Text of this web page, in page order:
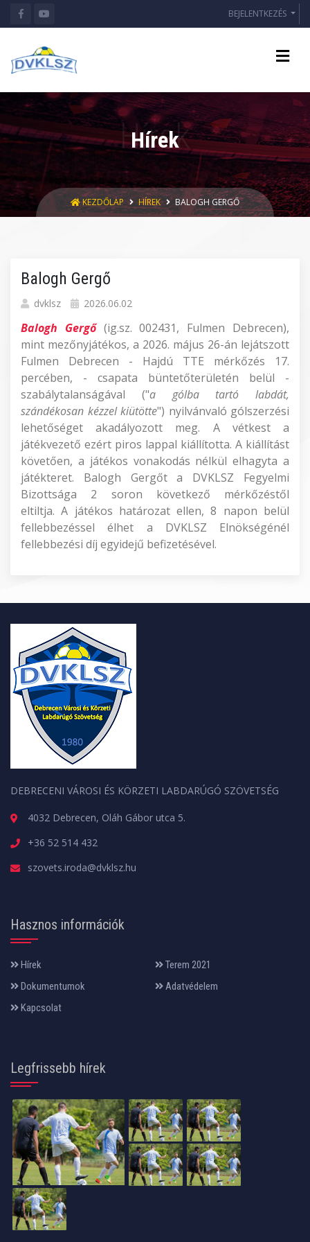
BEJELENTKEZÉS
Hírek
KEZDŐLAP HÍREK BALOGH GERGŐ
Balogh Gergő
dvklsz 2026.06.02
Balogh Gergő (ig.sz. 002431, Fulmen Debrecen),
mint mezőnyjátékos, a 2026. május 26-án lejátszott
Fulmen Debrecen - Hajdú TTE mérkőzés 17.
percében, - csapata büntetőterületén belül -
szabálytalanságával ("a gólba tartó labdát,
szándékosan kézzel kiütötte") nyilvánvaló gólszerzési
lehetőséget akadályozott meg. A vétkest a
játékvezető ezért piros lappal kiállította. A kiállítást
követően, a játékos vonakodás nélkül elhagyta a
játékteret. Balogh Gergőt a DVKLSZ Fegyelmi
Bizottsága 2 soron következő mérkőzéstől
eltiltja. A játékos határozat ellen, 8 napon belül
fellebbezéssel élhet a DVKLSZ Elnökségénél
fellebbezési díj egyidejű befizetésével.
DEBRECENI VÁROSI ÉS KÖRZETI LABDARÚGÓ SZÖVETSÉG
4032 Debrecen, Oláh Gábor utca 5.
+36 52 514 432
szovets.iroda@dvklsz.hu
Hasznos információk
Hírek
Terem 2021
Dokumentumok
Adatvédelem
Kapcsolat
Legfrissebb hírek